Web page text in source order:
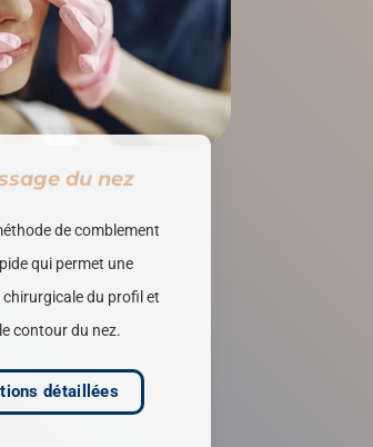
du nez
de comblement
qui permet une
du profil et
contour du nez.
détaillées